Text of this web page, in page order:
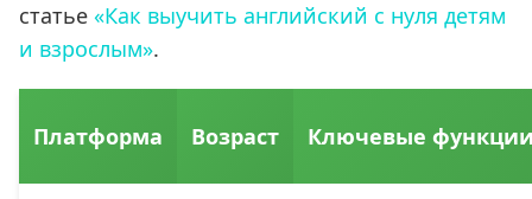
статье «Как выучить английский с нуля детям
и взрослым».
Платформа Возраст Ключевые